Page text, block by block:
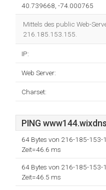
40.739668, -74.000765
Mittels des public Web-
216.185.153.155.
IP:
Web Server:
Charset:
PING
64 Bytes von 216-185-
Zeit=46.6 ms
64 Bytes von 216-185-
Zeit=46.5 ms